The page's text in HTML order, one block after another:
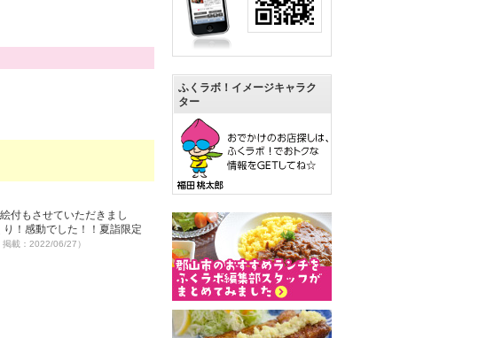
付もさせていただきまし
！感動でした！！夏詣限定
載：2022/06/27）
ふくラボ！イメージキャラク
ター